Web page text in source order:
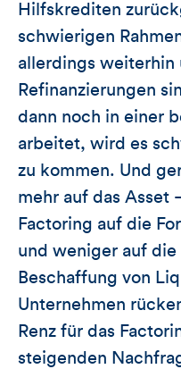
Hilfskrediten
schwierigen
allerdings weiterhin
Refinanzierungen
dann noch in einer
arbeitet, wird es
zu kommen. Und
mehr auf das Asset
Factoring auf die
und weniger auf
Beschaffung von
Unternehmen
Renz für das
steigenden